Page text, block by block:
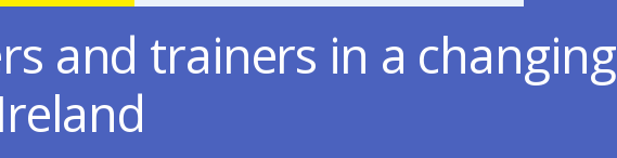
and trainers in a changing